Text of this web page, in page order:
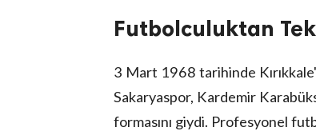
Futbolculuktan
3 Mart 1968 tarihinde
Sakaryaspor, Kardemir
formasını giydi. Profesyonel